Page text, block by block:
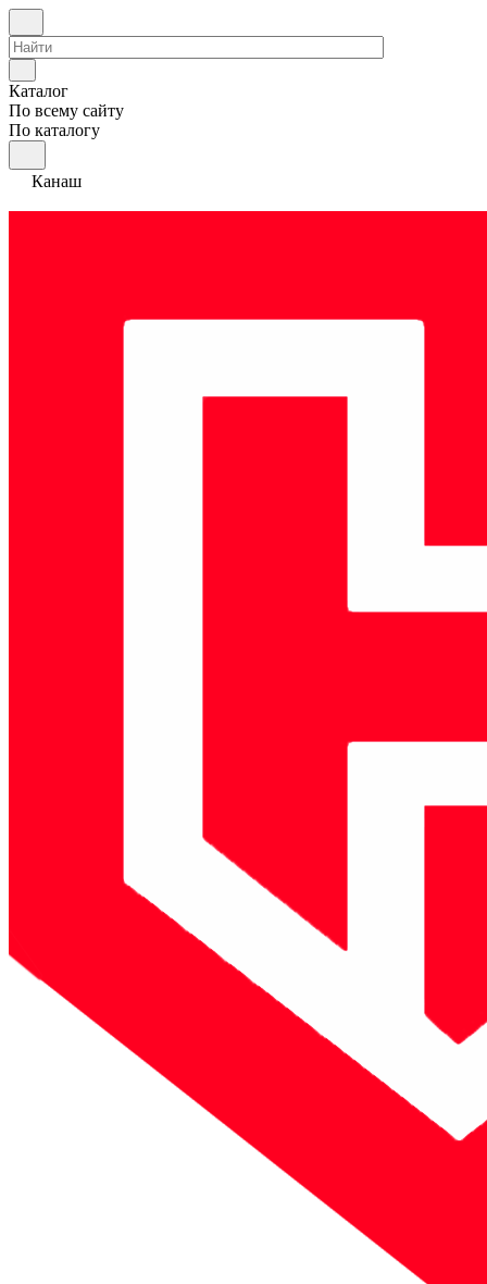
Каталог
По всему сайту
По каталогу
Канаш